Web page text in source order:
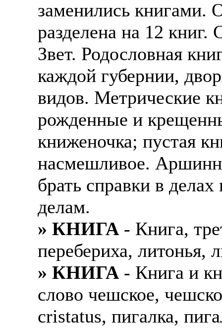
заменились книгами.
разделена на 12
Звет. Родословная
каждой губернии,
видов. Метрические
рожденные и
книженочка; пустая
насмешливое.
брать справки в
делам.
» КНИГА- Книга,
перебериха, литонья,
» КНИГА- Книга и
слово чешское,
cristatus, пигалка,